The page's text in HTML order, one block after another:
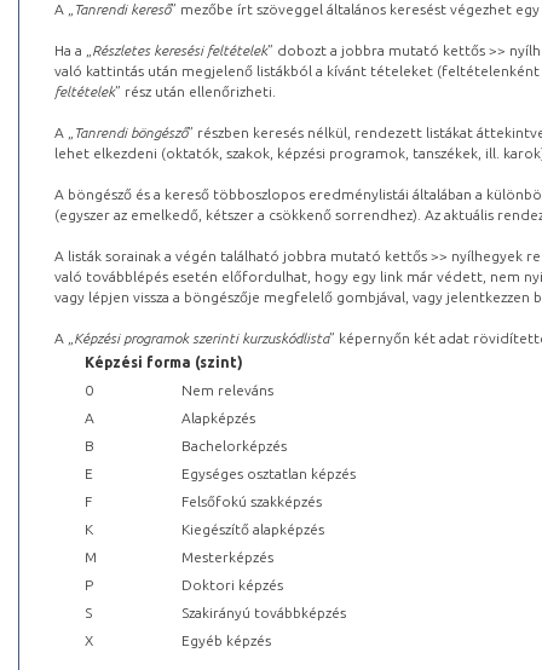
A „ Tanrendi kereső” mezőbe írt szöveggel általános keresést végezhet
Ha a „ Részletes keresési feltételek” dobozt a jobbra mutató kettős >>
való kattintás után megjelenő listákból a kívánt tételeket (feltételenként
feltételek” rész után ellenőrizheti.
A „ Tanrendi böngésző” részben keresés nélkül, rendezett listákat
lehet elkezdeni (oktatók, szakok, képzési programok, tanszékek, ill.
A böngésző és a kereső többoszlopos eredménylistái általában a
(egyszer az emelkedő, kétszer a csökkenő sorrendhez). Az aktuális
A listák sorainak a végén található jobbra mutató kettős >> nyílhegyek
való továbblépés esetén előfordulhat, hogy egy link már védett, nem
vagy lépjen vissza a böngészője megfelelő gombjával, vagy
A „ Képzési programok szerinti kurzuskódlista” képernyőn két adat
Képzési forma (szint)
0
Nem releváns
A
Alapképzés
B
Bachelorképzés
E
Egységes osztatlan képzés
F
Felsőfokú szakképzés
K
Kiegészítő alapképzés
M
Mesterképzés
P
Doktori képzés
S
Szakirányú továbbképzés
X
Egyéb képzés